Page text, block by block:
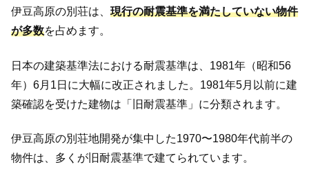
伊豆高原の別荘は、 現行の耐震基準を満たしていない物件
が多数を占めます。
日本の建築基準法における耐震基準は、1981年（昭和56
年）6月1日に大幅に改正されました。1981年5月以前に建
築確認を受けた建物は「旧耐震基準」に分類されます。
伊豆高原の別荘地開発が集中した1970〜1980年代前半の
物件は、多くが旧耐震基準で建てられています。